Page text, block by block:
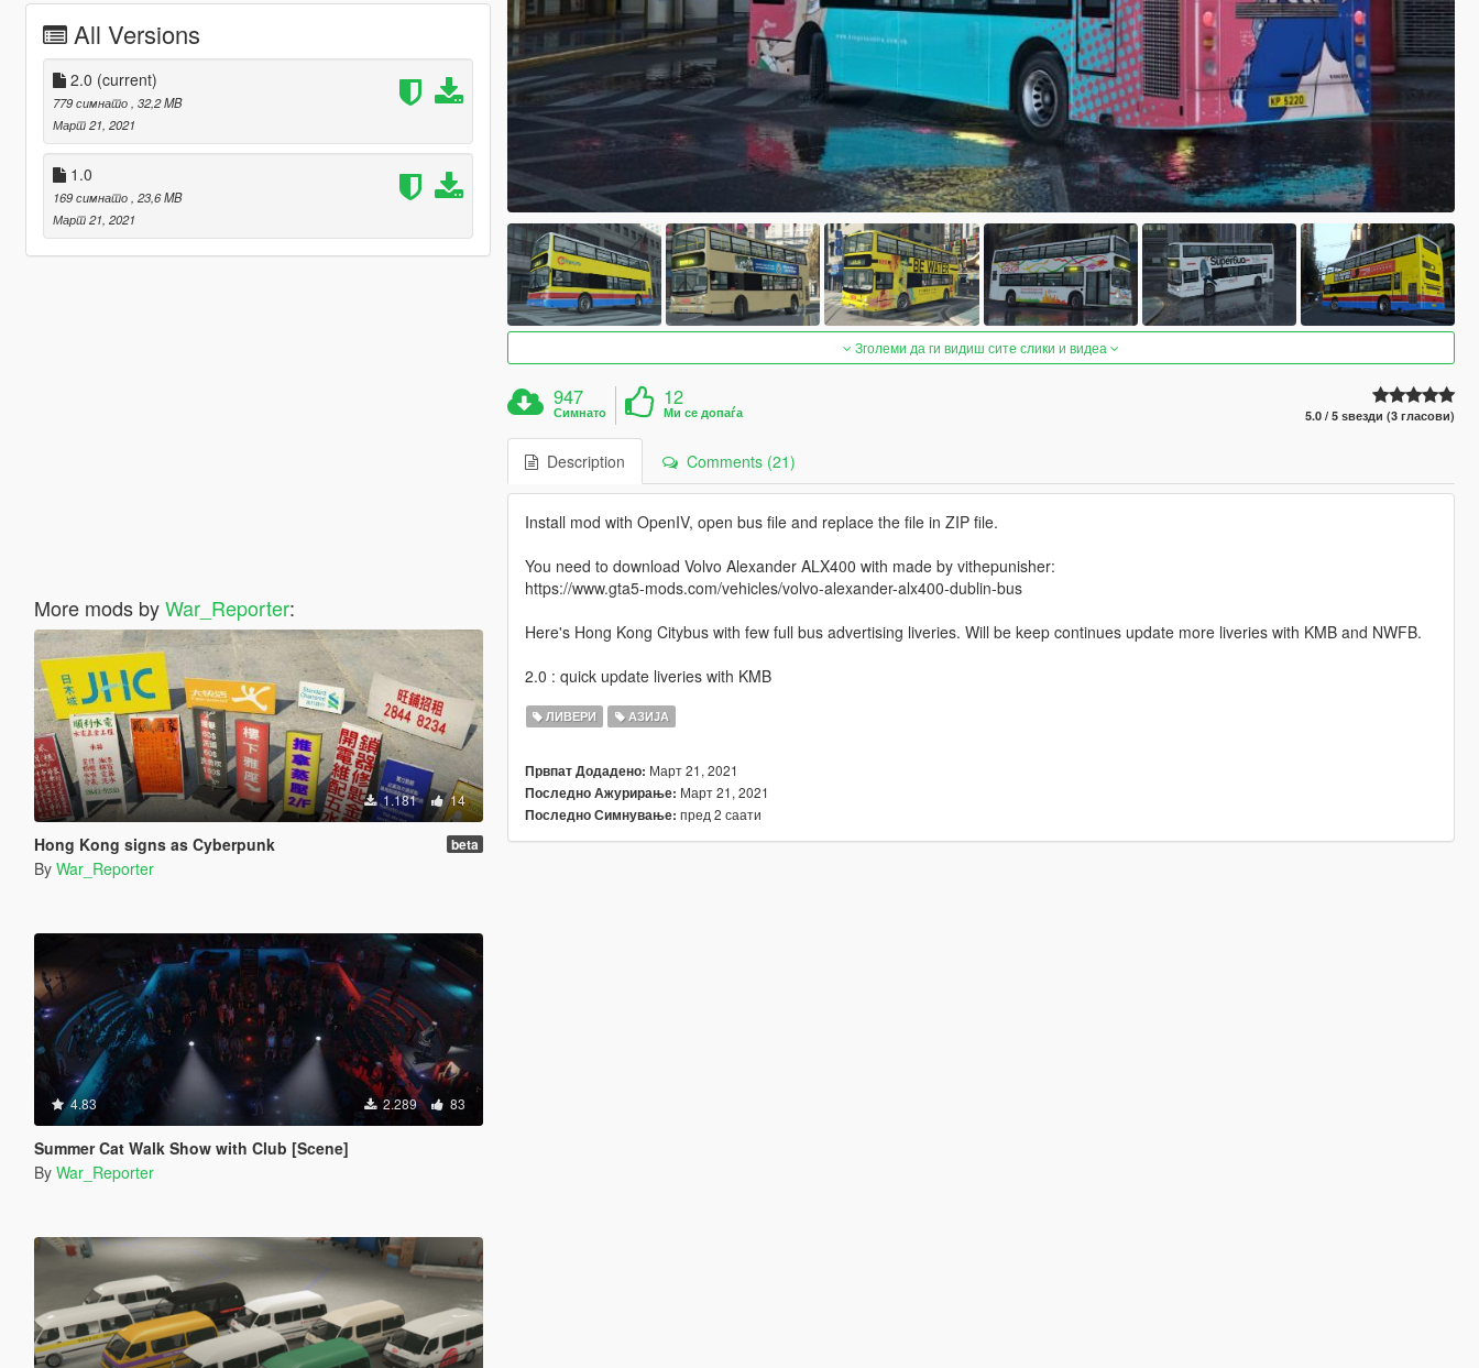
All Versions
2.0 (current)
779 симнато , 32,2 MB
Март 21, 2021
1.0
169 симнато , 23,6 MB
Март 21, 2021
More mods byWar_Reporter:
1.181 14
Hong Kong signs as Cyberpunk beta
By War_Reporter
4.83 2.289 83
Summer Cat Walk Show with Club [Scene]
By War_Reporter
Зголеми да ги видиш сите слики и видеа
947
Симнато
12
Ми се допаѓа 5.0 / 5 ѕвезди (3 гласови)
Description Comments (21)
Install mod with OpenIV, open bus file and replace the file in ZIP file.
You need to download Volvo Alexander ALX400 with made by vithepunisher:
https://www.gta5-mods.com/vehicles/volvo-alexander-alx400-dublin-bus
Here's Hong Kong Citybus with few full bus advertising liveries. Will be keep continues update more liveries with KMB and NWFB.
2.0 : quick update liveries with KMB
ЛИВЕРИ АЗИЈА
Првпат Додадено: Март 21, 2021
Последно Ажурирање: Март 21, 2021
Последно Симнување: пред 2 саати